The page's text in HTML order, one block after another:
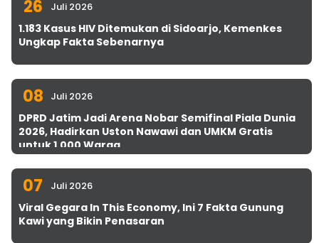
26 Juli 2026
1.183 Kasus HIV Ditemukan di Sidoarjo, Kemenkes
Ungkap Fakta Sebenarnya
08 Juli 2026
DPRD Jatim Jadi Arena Nobar Semifinal Piala Dunia
2026, Hadirkan Uston Nawawi dan UMKM Gratis
untuk 1.000 Warga
07 Juli 2026
Viral Gegara In This Economy, Ini 7 Fakta Gunung
Kawi yang Bikin Penasaran